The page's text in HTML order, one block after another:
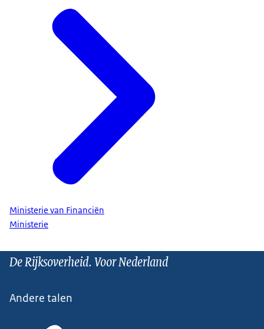
Ministerie van Financiën
Ministerie
De Rijksoverheid. Voor Nederland
Andere talen